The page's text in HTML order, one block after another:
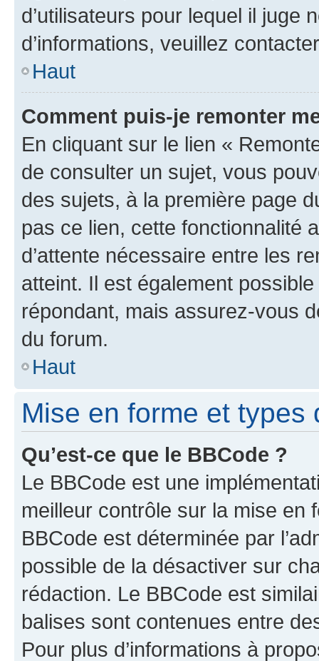
d’utilisateurs pour lequel il juge
d’informations, veuillez
Haut
Comment puis-je remonter
En cliquant sur le lien «
de consulter un sujet, vous
des sujets, à la première page
pas ce lien, cette fonctionnalité
d’attente nécessaire entre les
atteint. Il est également
répondant, mais assurez-vous
du forum.
Haut
Mise en forme et types
Qu’est-ce que le BBCode ?
Le BBCode est une
meilleur contrôle sur la mise en
BBCode est déterminée par
possible de la désactiver sur
rédaction. Le BBCode est
balises sont contenues entre
Pour plus d’informations à